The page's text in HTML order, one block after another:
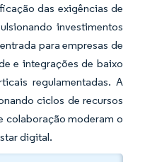
das exigências de
investimentos
para empresas de
e integrações de baixo
regulamentadas. A
ciclos de recursos
colaboração moderam o
digital.